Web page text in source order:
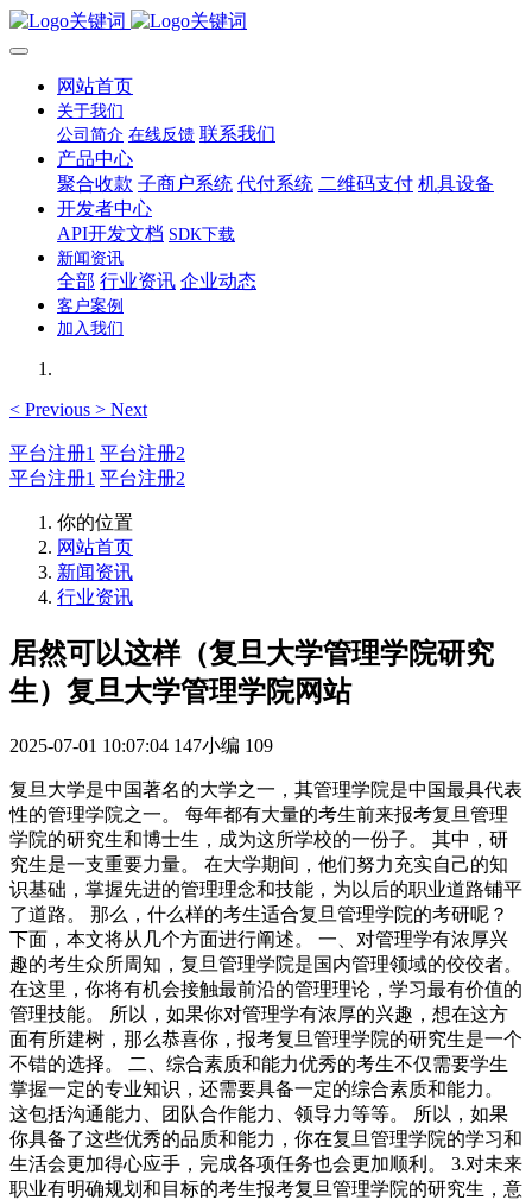
网站首页
关于我们
公司简介 在线反馈 联系我们
产品中心
聚合收款 子商户系统 代付系统 二维码支付 机具设备
开发者中心
API开发文档 SDK下载
新闻资讯
全部 行业资讯 企业动态
客户案例
加入我们
< Previous > Next
平台注册1 平台注册2
平台注册1 平台注册2
你的位置
网站首页
新闻资讯
行业资讯
居然可以这样（复旦大学管理学院研究
生）复旦大学管理学院网站
2025-07-01 10:07:04 147小编 109
复旦大学是中国著名的大学之一，其管理学院是中国最具代表
性的管理学院之一。 每年都有大量的考生前来报考复旦管理
学院的研究生和博士生，成为这所学校的一份子。 其中，研
究生是一支重要力量。 在大学期间，他们努力充实自己的知
识基础，掌握先进的管理理念和技能，为以后的职业道路铺平
了道路。 那么，什么样的考生适合复旦管理学院的考研呢？
下面，本文将从几个方面进行阐述。 一、对管理学有浓厚兴
趣的考生众所周知，复旦管理学院是国内管理领域的佼佼者。
在这里，你将有机会接触最前沿的管理理论，学习最有价值的
管理技能。 所以，如果你对管理学有浓厚的兴趣，想在这方
面有所建树，那么恭喜你，报考复旦管理学院的研究生是一个
不错的选择。 二、综合素质和能力优秀的考生不仅需要学生
掌握一定的专业知识，还需要具备一定的综合素质和能力。
这包括沟通能力、团队合作能力、领导力等等。 所以，如果
你具备了这些优秀的品质和能力，你在复旦管理学院的学习和
生活会更加得心应手，完成各项任务也会更加顺利。 3.对未来
职业有明确规划和目标的考生报考复旦管理学院的研究生，意